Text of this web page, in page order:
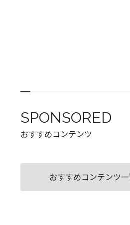
SPONSORED
おすすめコンテンツ
おすすめコンテンツ